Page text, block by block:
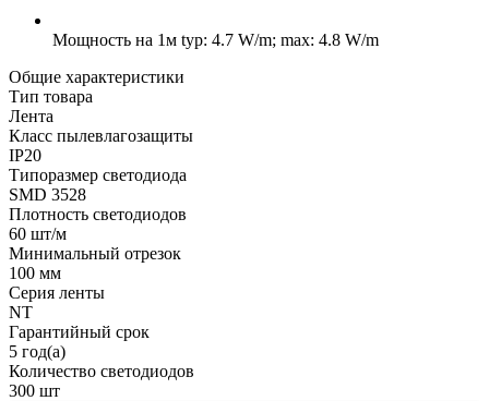
Мощность на 1м typ: 4.7 W/m; max: 4.8 W/m
Общие характеристики
Тип товара
Лента
Класс пылевлагозащиты
IP20
Типоразмер светодиода
SMD 3528
Плотность светодиодов
60 шт/м
Минимальный отрезок
100 мм
Серия ленты
NT
Гарантийный срок
5 год(а)
Количество светодиодов
300 шт